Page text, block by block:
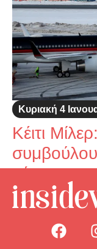
και
Κυριακή 4
Κέιτι
χάρτη με
χρώματα
«Σύντομα»